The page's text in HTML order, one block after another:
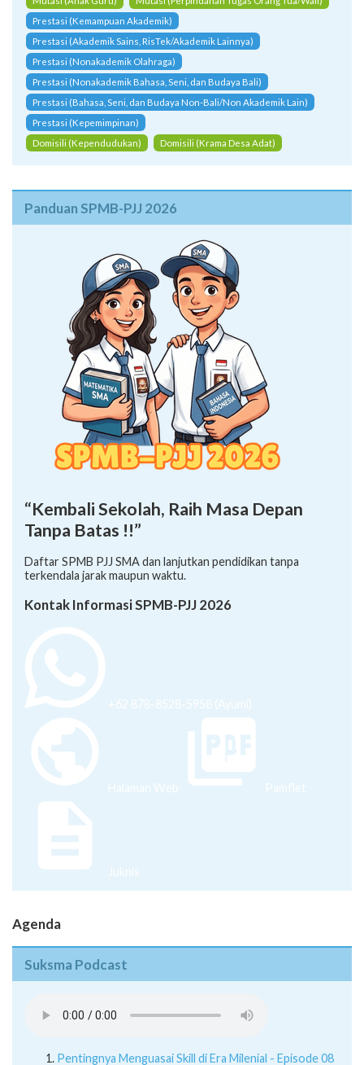
Prestasi (Kemampuan Akademik)
Prestasi (Akademik Sains, RisTek/Akademik Lainnya)
Prestasi (Nonakademik Olahraga)
Prestasi (Nonakademik Bahasa, Seni, dan Budaya Bali)
Prestasi (Bahasa, Seni, dan Budaya Non-Bali/Non Akademik Lain)
Prestasi (Kepemimpinan)
Domisili (Kependudukan)
Domisili (Krama Desa Adat)
Panduan SPMB-PJJ 2026
“Kembali Sekolah, Raih Masa Depan
Tanpa Batas !!”
Daftar SPMB PJJ SMA dan lanjutkan pendidikan tanpa
terkendala jarak maupun waktu.
Kontak Informasi SPMB-PJJ 2026
+62 878-8528-5958 (Ayumi)
Halaman Web Pamflet
Juknis
Agenda
Suksma Podcast
Pentingnya Menguasai Skill di Era Milenial - Episode 08